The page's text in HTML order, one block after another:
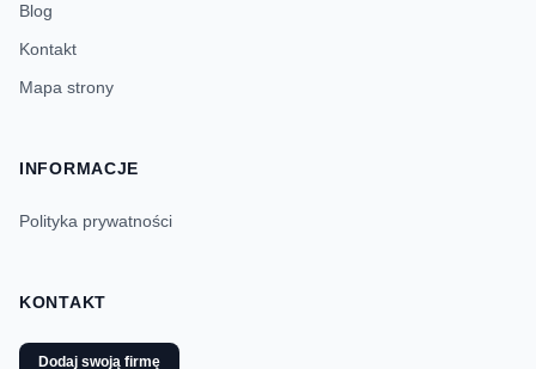
Blog
Kontakt
Mapa strony
INFORMACJE
Polityka prywatności
KONTAKT
Dodaj swoją firmę